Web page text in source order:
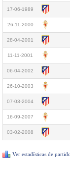
17-06-1989
26-11-2000
28-04-2001
11-11-2001
06-04-2002
26-10-2003
07-03-2004
16-09-2007
03-02-2008
Ver estadísticas de